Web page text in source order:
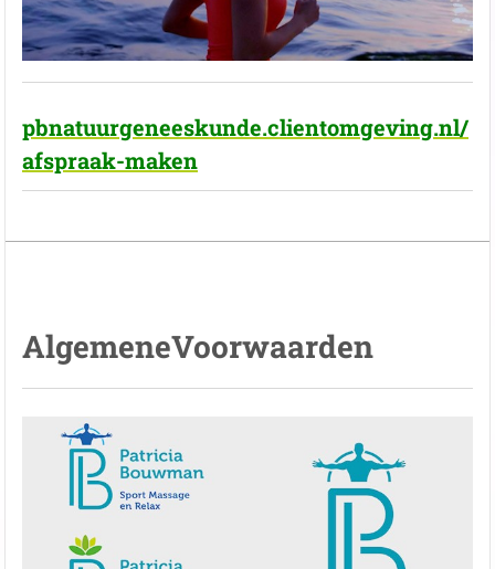
pbnatuurgeneeskunde.clientomgeving.nl/
afspraak-maken
AlgemeneVoorwaarden